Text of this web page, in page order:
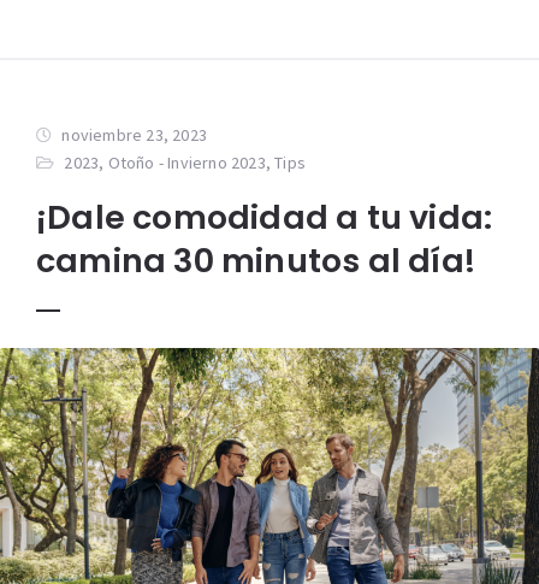
noviembre 23, 2023
2023, Otoño - Invierno 2023,Tips
¡Dale comodidad a tu vida:
camina 30 minutos al día!